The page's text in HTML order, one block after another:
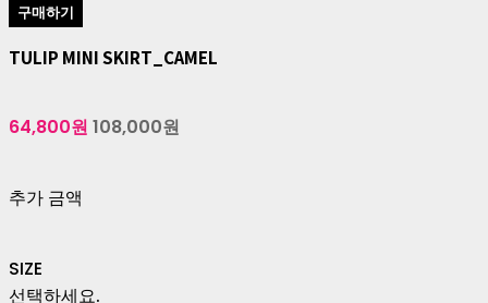
구매하기
TULIP MINI SKIRT_CAMEL
64,800원 108,000원
추가 금액
SIZE
선택하세요.